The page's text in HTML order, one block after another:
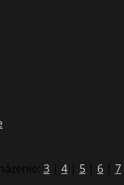
3 | 4 | 5 | 6 | 7